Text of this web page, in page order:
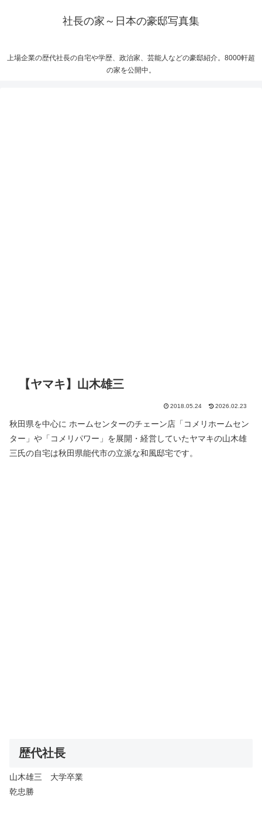
社長の家～日本の豪邸写真集
上場企業の歴代社長の自宅や学歴、政治家、芸能人などの豪邸紹介。8000軒超
の家を公開中。
【ヤマキ】山木雄三
2018.05.24 2026.02.23
秋田県を中心に ホームセンターのチェーン店「コメリホームセン
ター」や「コメリパワー」を展開・経営していたヤマキの山木雄
三氏の自宅は秋田県能代市の立派な和風邸宅です。
歴代社長
山木雄三 大学卒業
乾忠勝